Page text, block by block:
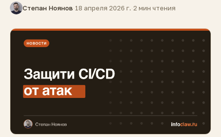
Степан Ноянов·18 апреля 2026 г.·2 мин чтения